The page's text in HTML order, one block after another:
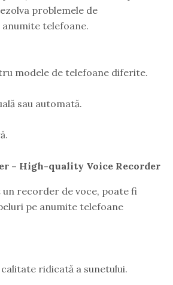
problemele de
telefoane.
modele de telefoane diferite.
sau automată.
– High-quality Voice Recorder
un recorder de voce, poate fi
pe anumite telefoane
ridicată a sunetului.